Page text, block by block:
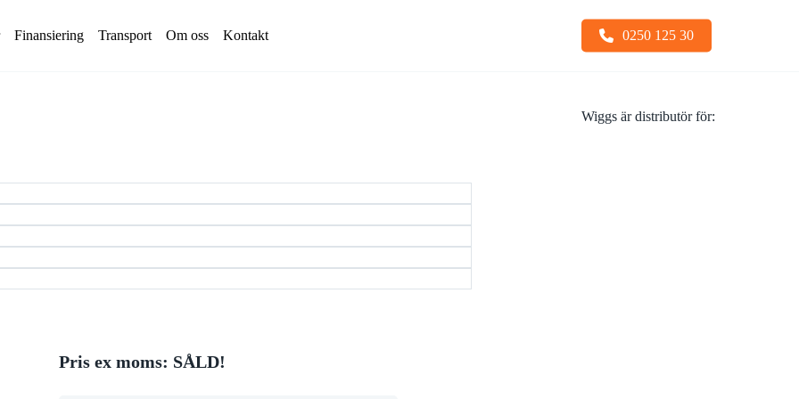
Kranarmar
Lastramper
Rotortilt
Tiltfäste
Undervagnsdelar
Tjälkrokar
Finansiering Transport Om oss Kontakt 0250 125 30
Pris ex moms: SÅLD!
Wiggs är distributör för: